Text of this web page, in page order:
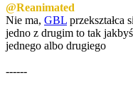
@Reanimated
Nie ma, GBL przekształca
jedno z drugim to tak
jednego albo drugiego
------